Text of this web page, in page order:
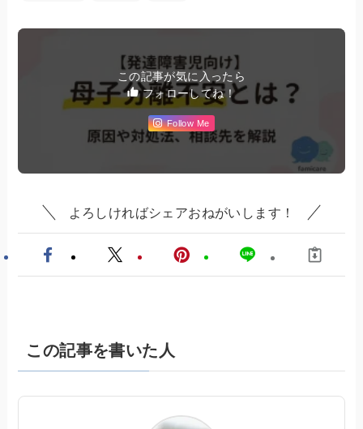
この記事が気に入ったら
フォローしてね！
Follow Me
よろしければシェアおねがいします！
この記事を書いた人